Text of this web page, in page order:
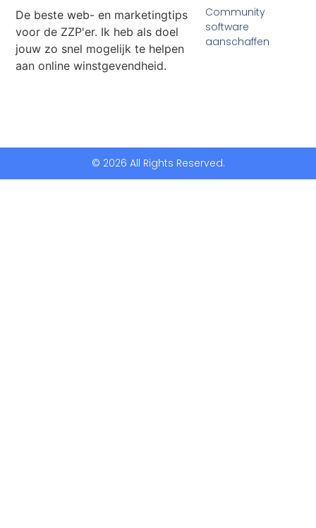
De beste web- en marketingtips
voor de ZZP'er. Ik heb als doel
jouw zo snel mogelijk te helpen
aan online winstgevendheid.
Community
software
aanschaffen
© 2026 All Rights Reserved.